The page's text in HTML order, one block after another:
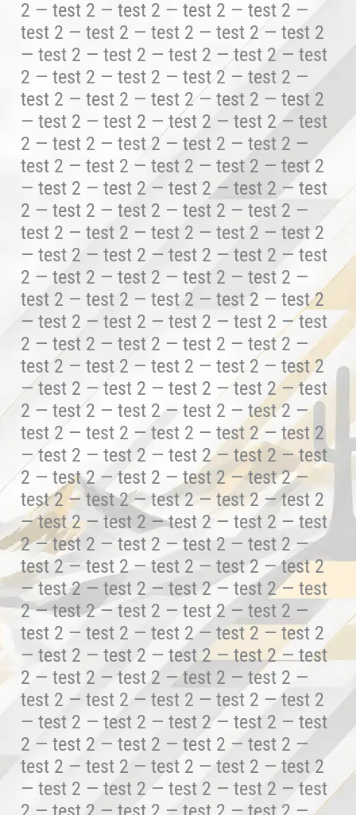
2 — test 2 — test 2 — test 2 — test 2 —
test 2 — test 2 — test 2 — test 2 — test 2
— test 2 — test 2 — test 2 — test 2 — test
2 — test 2 — test 2 — test 2 — test 2 —
test 2 — test 2 — test 2 — test 2 — test 2
— test 2 — test 2 — test 2 — test 2 — test
2 — test 2 — test 2 — test 2 — test 2 —
test 2 — test 2 — test 2 — test 2 — test 2
— test 2 — test 2 — test 2 — test 2 — test
2 — test 2 — test 2 — test 2 — test 2 —
test 2 — test 2 — test 2 — test 2 — test 2
— test 2 — test 2 — test 2 — test 2 — test
2 — test 2 — test 2 — test 2 — test 2 —
test 2 — test 2 — test 2 — test 2 — test 2
— test 2 — test 2 — test 2 — test 2 — test
2 — test 2 — test 2 — test 2 — test 2 —
test 2 — test 2 — test 2 — test 2 — test 2
— test 2 — test 2 — test 2 — test 2 — test
2 — test 2 — test 2 — test 2 — test 2 —
test 2 — test 2 — test 2 — test 2 — test 2
— test 2 — test 2 — test 2 — test 2 — test
2 — test 2 — test 2 — test 2 — test 2 —
test 2 — test 2 — test 2 — test 2 — test 2
— test 2 — test 2 — test 2 — test 2 — test
2 — test 2 — test 2 — test 2 — test 2 —
test 2 — test 2 — test 2 — test 2 — test 2
— test 2 — test 2 — test 2 — test 2 — test
2 — test 2 — test 2 — test 2 — test 2 —
test 2 — test 2 — test 2 — test 2 — test 2
— test 2 — test 2 — test 2 — test 2 — test
2 — test 2 — test 2 — test 2 — test 2 —
test 2 — test 2 — test 2 — test 2 — test 2
— test 2 — test 2 — test 2 — test 2 — test
2 — test 2 — test 2 — test 2 — test 2 —
test 2 — test 2 — test 2 — test 2 — test 2
— test 2 — test 2 — test 2 — test 2 — test